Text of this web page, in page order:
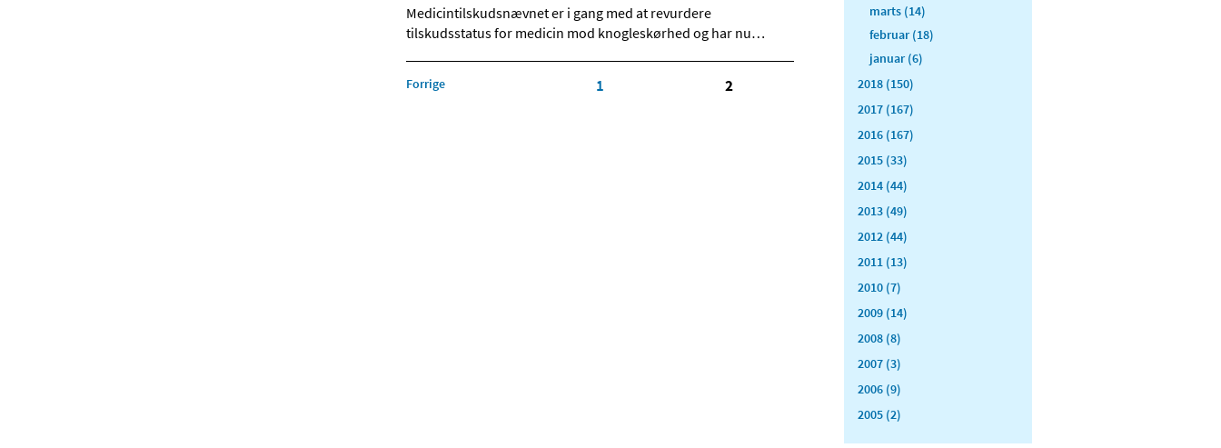
Medicintilskudsnævnet er i gang med at revurdere
tilskudsstatus for medicin mod knogleskørhed og har nu…
Forrige 1 2
marts (14)
februar (18)
januar (6)
2018 (150)
2017 (167)
2016 (167)
2015 (33)
2014 (44)
2013 (49)
2012 (44)
2011 (13)
2010 (7)
2009 (14)
2008 (8)
2007 (3)
2006 (9)
2005 (2)